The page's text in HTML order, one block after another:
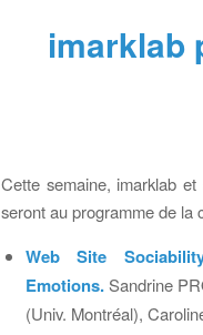
imarklab
Cette semaine, imarklab
seront au programme de la
Web Site
Emotions.Sandrine
(Univ. Montréal),